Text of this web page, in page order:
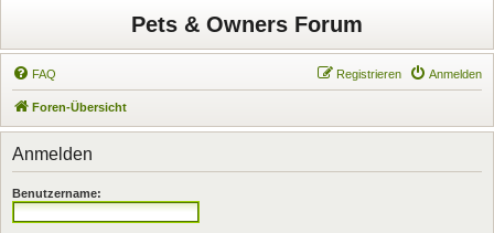
Pets & Owners Forum
FAQ Anmelden
Registrieren
Foren-Übersicht
Anmelden
Benutzername: